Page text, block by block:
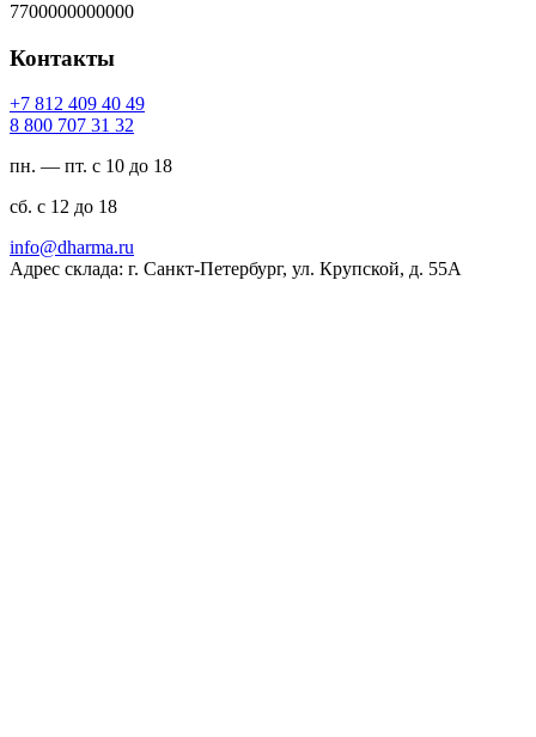
7700000000000
Контакты
94 04 904 218 7+
23 13 707 008 8
пн. — пт. с 10 до 18
сб. с 12 до 18
ur.amrahd@ofni
Адрес склада: г. Санкт-Петербург, ул. Крупской, д. 55А